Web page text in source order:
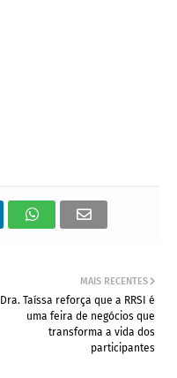
MAIS RECENTES
Dra. Taíssa reforça que a RRSI é
uma feira de negócios que
transforma a vida dos
participantes